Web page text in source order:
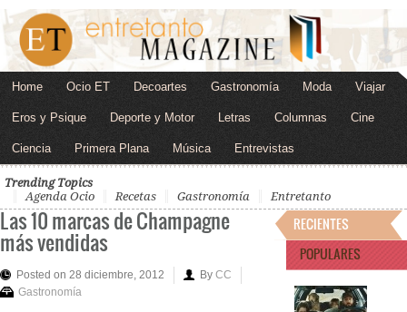
Home Ocio ET Decoartes Gastronomía Moda Viajar
Eros y Psique Deporte y Motor Letras Columnas Cine
Ciencia Primera Plana Música Entrevistas
Trending Topics
Agenda Ocio
Recetas Gastronomía Entretanto
Las 10 marcas de Champagne
más vendidas
Posted on 28 diciembre, 2012 By CC
Gastronomía
RECIENTES
POPULARES